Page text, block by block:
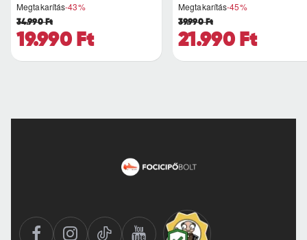
Megtakarítás-43%
19.990 Ft
34.990 Ft
Megtakarítás-45%
21.990 Ft
39.990 Ft